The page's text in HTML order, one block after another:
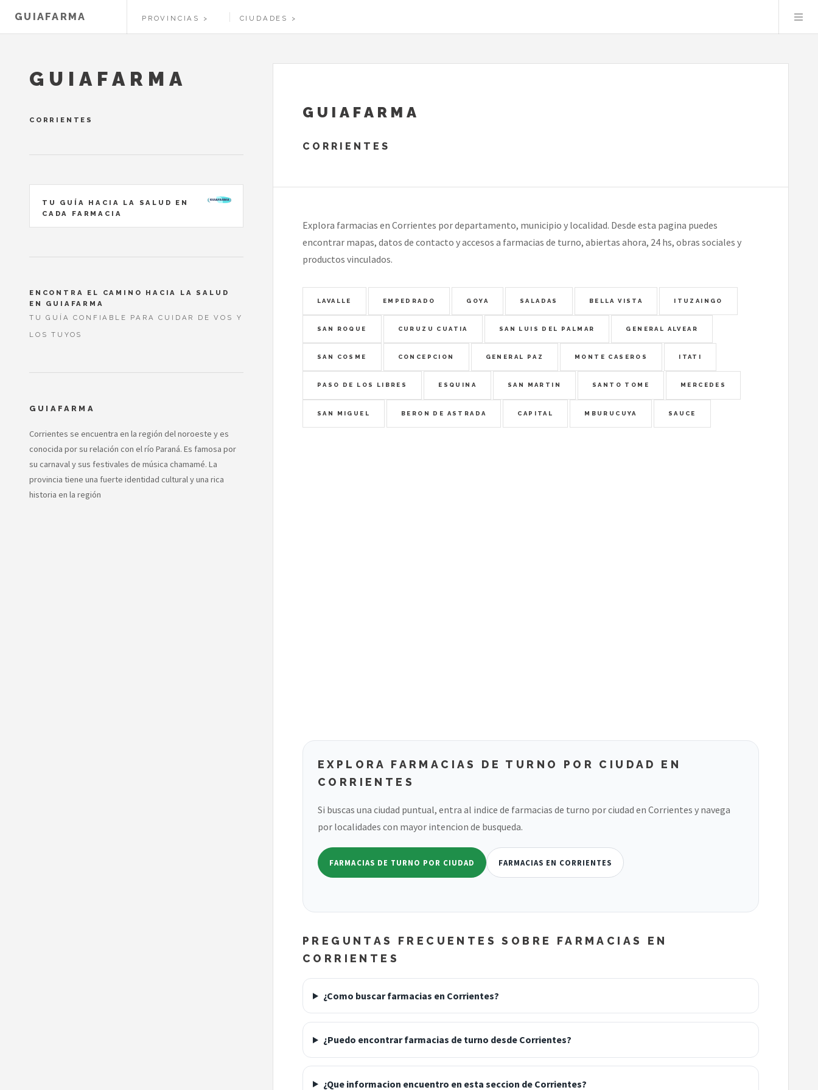
GUIAFARMA PROVINCIAS CIUDADES
GUIAFARMA
CORRIENTES
Explora farmacias en Corrientes por departamento, municipio y localidad. Desde esta pagina puedes
encontrar mapas, datos de contacto y accesos a farmacias de turno, abiertas ahora, 24 hs, obras sociales y
productos vinculados.
LAVALLE EMPEDRADO GOYA SALADAS BELLA VISTA ITUZAINGO
SAN ROQUE CURUZU CUATIA SAN LUIS DEL PALMAR GENERAL ALVEAR
SAN COSME CONCEPCION GENERAL PAZ MONTE CASEROS ITATI
PASO DE LOS LIBRES ESQUINA SAN MARTIN SANTO TOME MERCEDES
SAN MIGUEL BERON DE ASTRADA CAPITAL MBURUCUYA SAUCE
EXPLORA FARMACIAS DE TURNO POR CIUDAD EN
CORRIENTES
Si buscas una ciudad puntual, entra al indice de farmacias de turno por ciudad en Corrientes y navega
por localidades con mayor intencion de busqueda.
FARMACIAS DE TURNO POR CIUDAD FARMACIAS EN CORRIENTES
PREGUNTAS FRECUENTES SOBRE FARMACIAS EN
CORRIENTES
¿Como buscar farmacias en Corrientes?
¿Puedo encontrar farmacias de turno desde Corrientes?
¿Que informacion encuentro en esta seccion de Corrientes?
GUIAFARMA
CORRIENTES
TU GUÍA HACIA LA SALUD EN
CADA FARMACIA
ENCONTRA EL CAMINO HACIA LA SALUD
EN GUIAFARMA
TU GUÍA CONFIABLE PARA CUIDAR DE VOS Y
LOS TUYOS
GUIAFARMA
Corrientes se encuentra en la región del noroeste y es
conocida por su relación con el río Paraná. Es famosa por
su carnaval y sus festivales de música chamamé. La
provincia tiene una fuerte identidad cultural y una rica
historia en la región